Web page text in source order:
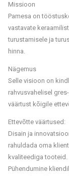
Missioon
Pamesa on
vastavate
turustamisele ja
hinna.
Nägemus
Selle visioon on
rahvusvahelisel
väärtust kõigile
Ettevõtte väärtused:
Disain ja
rahuldada oma
kvaliteediga tooteid.
Pühendumine